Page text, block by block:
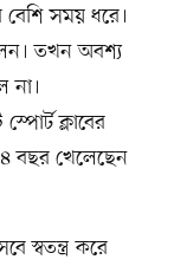
সময় ধরে।
তখন অবশ্য
না।
ক্লাবের
বছর খেলেছেন
স্বতন্ত্র করে